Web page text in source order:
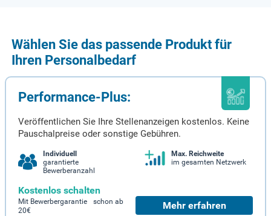
Wählen Sie das passende Produkt für
Ihren Personalbedarf
Performance-Plus:
Veröffentlichen Sie Ihre Stellenanzeigen kostenlos. Keine
Pauschalpreise oder sonstige Gebühren.
Individuell
garantierte
Bewerberanzahl
Max. Reichweite
im gesamten Netzwerk
Kostenlos schalten
Mit Bewerbergarantie schon ab
20€
Mehr erfahren